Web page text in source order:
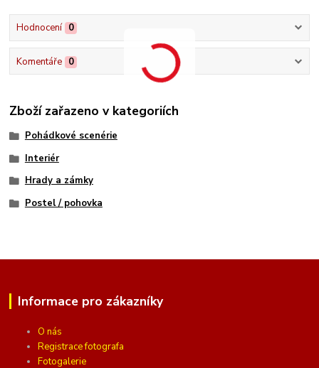
Hodnocení 0
Komentáře 0
Zboží zařazeno v kategoriích
Pohádkové scenérie
Interiér
Hrady a zámky
Postel / pohovka
Informace pro zákazníky
O nás
Registrace fotografa
Fotogalerie